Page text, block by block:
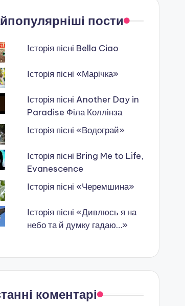
пости
Історія пісні Bella Ciao
Історія пісні «Марічка»
Історія пісні Another Day in
Paradise Філа Коллінза
Історія пісні «Водограй»
Історія пісні Bring Me to Life,
Evanescence
Історія пісні «Черемшина»
Історія пісні «Дивлюсь я на
небо та й думку гадаю…»
коментарі